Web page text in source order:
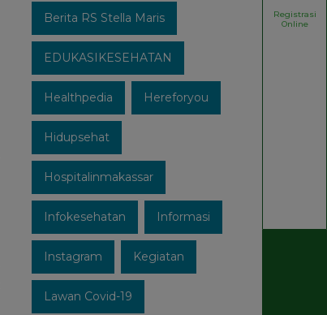
Berita RS Stella Maris
EDUKASIKESEHATAN
Healthpedia Hereforyou
Hidupsehat
Hospitalinmakassar
Infokesehatan Informasi
Instagram Kegiatan
Lawan Covid-19
Registrasi
Online